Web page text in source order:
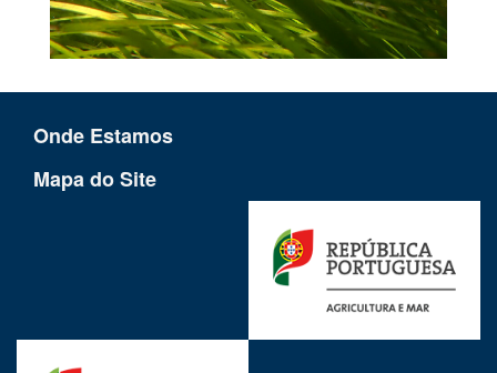
Onde Estamos
Mapa do Site